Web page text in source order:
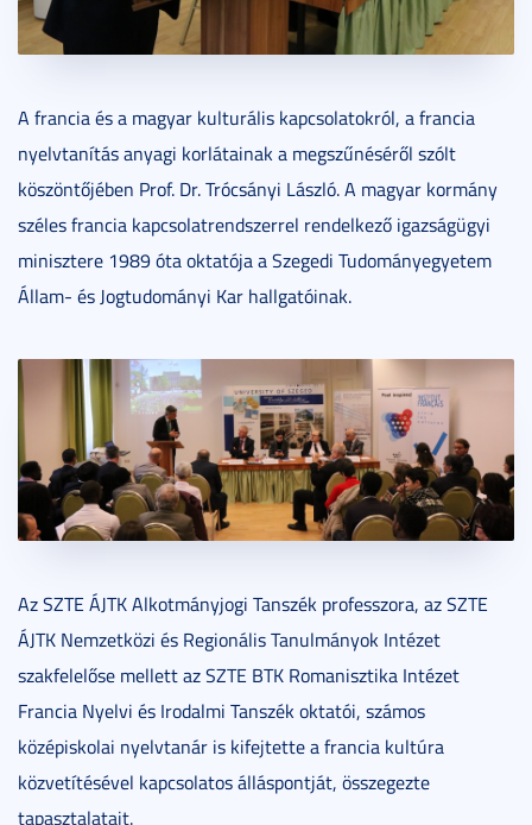
A francia és a magyar kulturális kapcsolatokról, a francia
nyelvtanítás anyagi korlátainak a megszűnéséről szólt
köszöntőjében Prof. Dr. Trócsányi László. A magyar kormány
széles francia kapcsolatrendszerrel rendelkező igazságügyi
minisztere 1989 óta oktatója a Szegedi Tudományegyetem
Állam- és Jogtudományi Kar hallgatóinak.
Az SZTE ÁJTK Alkotmányjogi Tanszék professzora, az SZTE
ÁJTK Nemzetközi és Regionális Tanulmányok Intézet
szakfelelőse mellett az SZTE BTK Romanisztika Intézet
Francia Nyelvi és Irodalmi Tanszék oktatói, számos
középiskolai nyelvtanár is kifejtette a francia kultúra
közvetítésével kapcsolatos álláspontját, összegezte
tapasztalatait.